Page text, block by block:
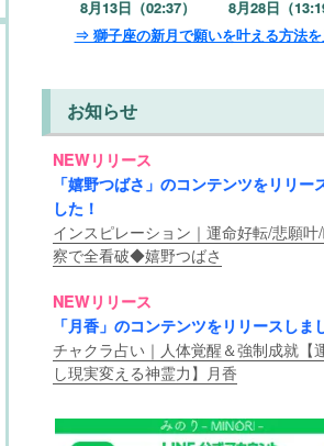
8月13日（02:37）
8月28日（
⇒ 獅子座の新月で願いを叶える方法
お知らせ
NEWリリース
「嬉野つばさ」のコンテンツをリリー
した！
インスピレーション｜運命好転/悲願叶
察で全看破◆嬉野つばさ
NEWリリース
「月香」のコンテンツをリリースしま
チャクラ占い｜人体覚醒＆強制成就【
し現実変える神霊力】月香